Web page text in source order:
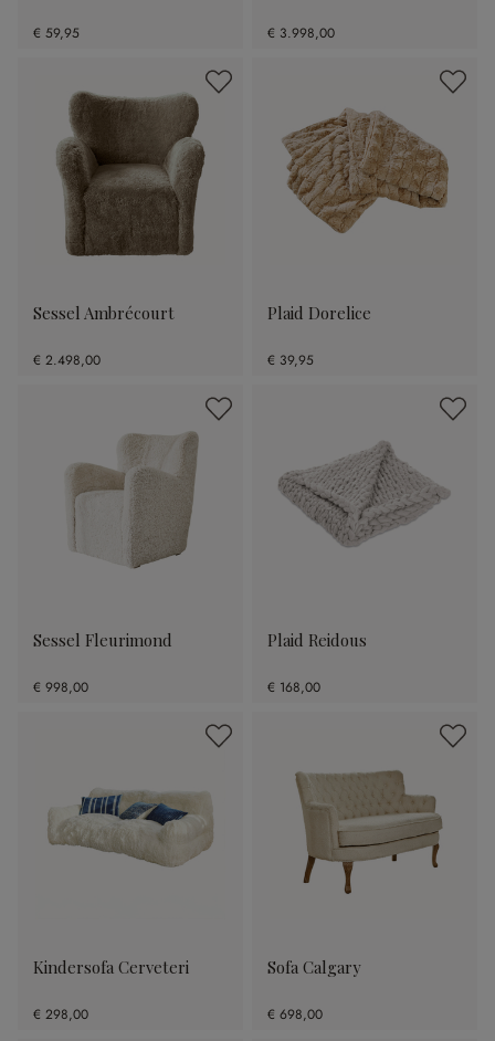
€ 59,95 € 3.998,00
Sessel Ambrécourt
€ 2.498,00
Plaid Dorelice
€ 39,95
Sessel Fleurimond
€ 998,00
Plaid Reidous
€ 168,00
Kindersofa Cerveteri
€ 298,00
Sofa Calgary
€ 698,00